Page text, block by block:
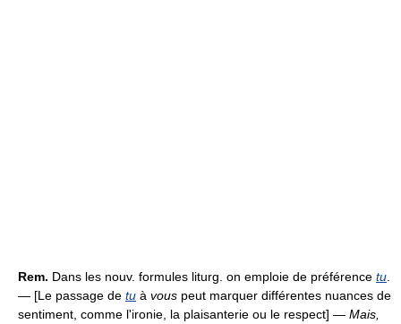
Rem. Dans les nouv. formules liturg. on emploie de préférence tu
— [Le passage de tu à vous peut marquer différentes nuances de
sentiment, comme l'ironie, la plaisanterie ou le respect] — Mais,